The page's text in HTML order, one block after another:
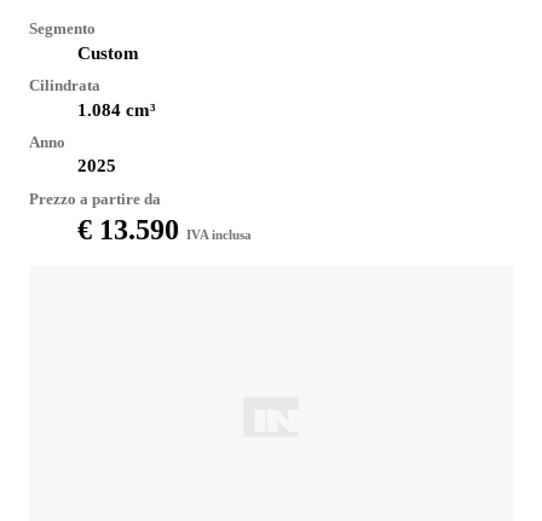
Segmento
Custom
Cilindrata
1.084 cm³
Anno
2025
Prezzo a partire da
€ 13.590 IVA inclusa